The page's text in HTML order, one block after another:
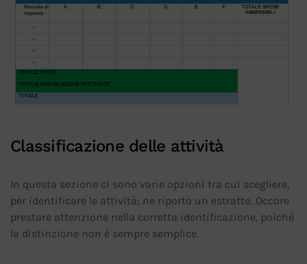
Classificazione delle attività
In questa sezione ci sono varie opzioni tra cui scegliere,
per identificare le attività; ne riporto un estratto. Occore
prestare attenzione nella corretta identificazione, poiché
la distinzione non è sempre semplice.